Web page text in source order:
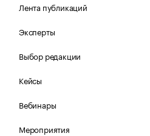
Лента публикаций
Эксперты
Выбор редакции
Кейсы
Вебинары
Мероприятия